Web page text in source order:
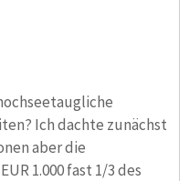
Ich dachte zunächst
aber die
1.000 fast 1/3 des